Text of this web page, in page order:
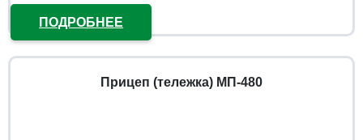
ПОДРОБНЕЕ
Прицеп (тележка) МП-480